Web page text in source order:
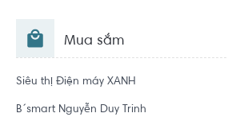
Mua sắm
Siêu thị Điện máy XANH
B´smart Nguyễn Duy Trinh